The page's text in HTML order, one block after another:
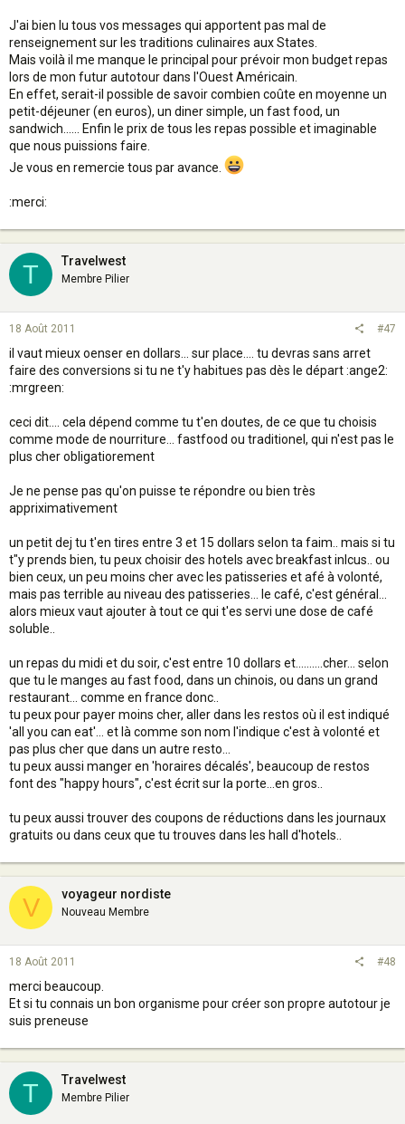
J'ai bien lu tous vos messages qui apportent pas mal de
renseignement sur les traditions culinaires aux States.
Mais voilà il me manque le principal pour prévoir mon budget repas
lors de mon futur autotour dans l'Ouest Américain.
En effet, serait-il possible de savoir combien coûte en moyenne un
petit-déjeuner (en euros), un diner simple, un fast food, un
sandwich...... Enfin le prix de tous les repas possible et imaginable
que nous puissions faire.
Je vous en remercie tous par avance.
:merci:
T Travelwest
Membre Pilier
18 Août 2011 #47
il vaut mieux oenser en dollars... sur place.... tu devras sans arret
faire des conversions si tu ne t'y habitues pas dès le départ :ange2:
:mrgreen:
ceci dit.... cela dépend comme tu t'en doutes, de ce que tu choisis
comme mode de nourriture... fastfood ou traditionel, qui n'est pas le
plus cher obligatiorement
Je ne pense pas qu'on puisse te répondre ou bien très
appriximativement
un petit dej tu t'en tires entre 3 et 15 dollars selon ta faim.. mais si tu
t"y prends bien, tu peux choisir des hotels avec breakfast inlcus.. ou
bien ceux, un peu moins cher avec les patisseries et afé à volonté,
mais pas terrible au niveau des patisseries... le café, c'est général...
alors mieux vaut ajouter à tout ce qui t'es servi une dose de café
soluble..
un repas du midi et du soir, c'est entre 10 dollars et..........cher... selon
que tu le manges au fast food, dans un chinois, ou dans un grand
restaurant... comme en france donc..
tu peux pour payer moins cher, aller dans les restos où il est indiqué
'all you can eat'... et là comme son nom l'indique c'est à volonté et
pas plus cher que dans un autre resto...
tu peux aussi manger en 'horaires décalés', beaucoup de restos
font des "happy hours", c'est écrit sur la porte...en gros..
tu peux aussi trouver des coupons de réductions dans les journaux
gratuits ou dans ceux que tu trouves dans les hall d'hotels..
V voyageur nordiste
Nouveau Membre
18 Août 2011 #48
merci beaucoup.
Et si tu connais un bon organisme pour créer son propre autotour je
suis preneuse
T Travelwest
Membre Pilier